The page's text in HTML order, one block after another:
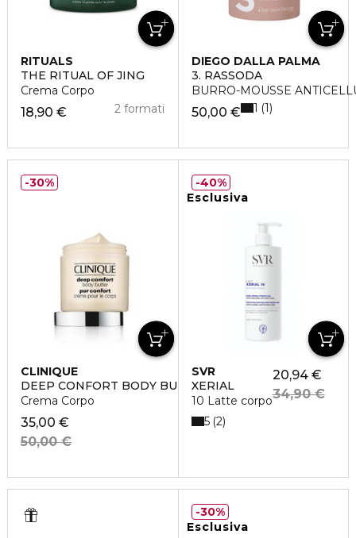
RITUALS
THE RITUAL OF JING
Crema Corpo
18,90 € 2 formati
DIEGO DALLA PALMA
3. RASSODA
BURRO-MOUSSE
50,00 € 1 1
CLINIQUE
DEEP CONFORT BODY BUTTER
Crema Corpo
35,00 €
50,00 €
30%
Esclusiva
SVR
XERIAL
10 Latte corpo
20,94 €
34,90 €
5 2
40%
Esclusiva
30%